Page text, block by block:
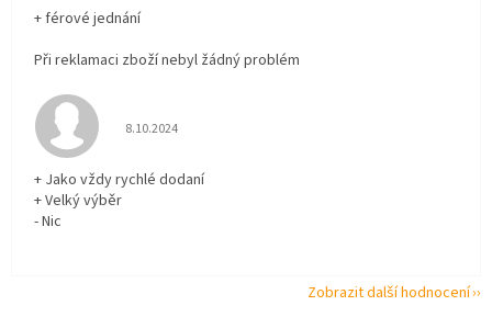
+ férové jednání
Při reklamaci zboží nebyl žádný problém
Hodnocení obchodu je 5 z 5 hvězdiček.
8.10.2024
+ Jako vždy rychlé dodaní
+ Velký výběr
- Nic
Zobrazit další hodnocení